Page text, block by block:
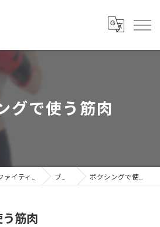
グで使う筋肉
ブログ ボクシングで使う筋肉
筋肉